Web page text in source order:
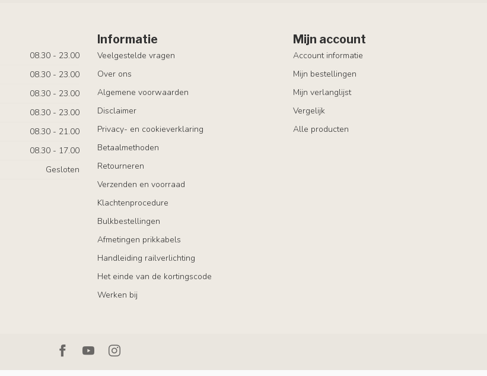
08.30 - 23.00
08.30 - 23.00
08.30 - 23.00
08.30 - 23.00
08.30 - 21.00
08.30 - 17.00
Gesloten
Informatie
Veelgestelde vragen
Over ons
Algemene voorwaarden
Disclaimer
Privacy- en cookieverklaring
Betaalmethoden
Retourneren
Verzenden en voorraad
Klachtenprocedure
Bulkbestellingen
Afmetingen prikkabels
Handleiding railverlichting
Het einde van de kortingscode
Werken bij
Mijn account
Account informatie
Mijn bestellingen
Mijn verlanglijst
Vergelijk
Alle producten